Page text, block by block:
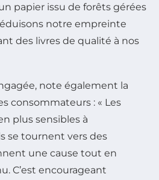
papier issu de forêts gérées
notre empreinte
des livres de qualité à nos
note également la
consommateurs : « Les
plus sensibles à
se tournent vers des
une cause tout en
C’est encourageant